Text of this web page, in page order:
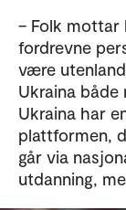
– Folk mottar
fordrevne
være
Ukraina
Ukraina har
plattformen,
går via
utdanning,